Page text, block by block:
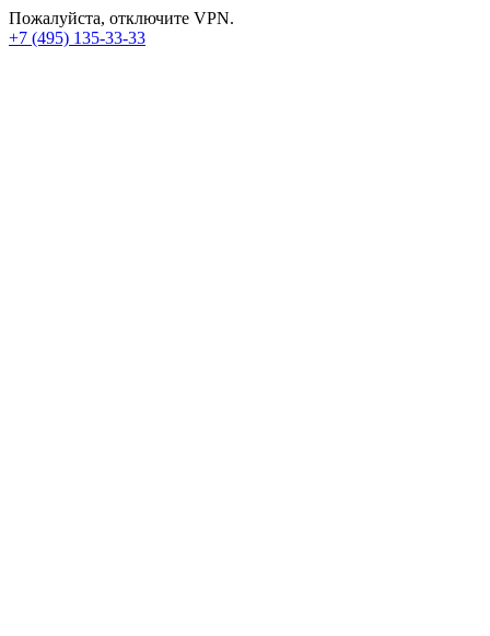
Пожалуйста, отключите VPN.
+7 (495) 135-33-33